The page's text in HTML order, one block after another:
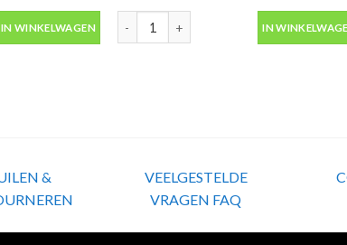
IN WINKELWAGEN IN
&
VEELGESTELDE
VRAGEN FAQ